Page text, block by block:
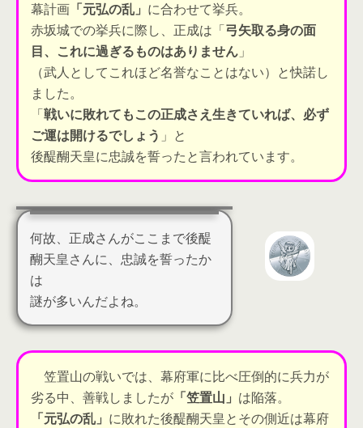
幕計画 「元弘の乱」 に合わせて挙兵。
赤坂城での挙兵に際し、正成は「弓矢取る身の面
目、これに過ぎるものはありません 」
（武人としてこれほど名誉なことはない）と快諾し
ました。
「戦いに敗れてもこの正成さえ生きていれば、必ず
ご運は開けるでしょう 」 と
後醍醐天皇に忠誠を誓ったと言われています。
何故、正成さんがここまで後醍
醐天皇さんに、忠誠を誓ったか
は
謎が多いんだよね。
笠置山の戦いでは、幕府軍に比べ圧倒的に兵力が
劣る中、善戦しましたが 「笠置山」 は陥落。
「元弘の乱」 に敗れた後醍醐天皇とその側近は幕府